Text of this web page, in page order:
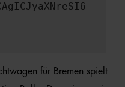
für Bremen spielt